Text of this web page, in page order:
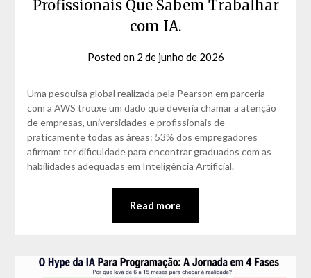
Profissionais Que Sabem Trabalhar
com IA.
Posted on 2 de junho de 2026
Matos
Uma pesquisa global realizada pela Pearson em parceria
com a AWS trouxe um dado que deveria chamar a atenção
de empresas, universidades e profissionais de
praticamente todas as áreas: 53% dos empregadores
afirmam ter dificuldade para encontrar graduados com as
habilidades adequadas em Inteligência Artificial.
Read more